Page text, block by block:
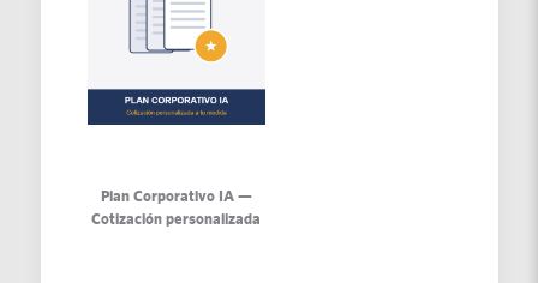
Plan Corporativo IA —
Cotización personalizada